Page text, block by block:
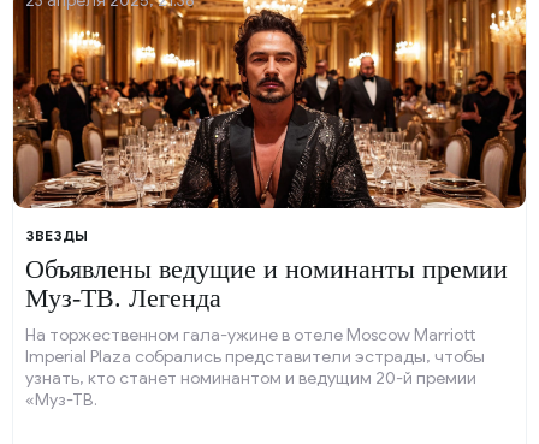
ЗВЕЗДЫ
Объявлены ведущие и номинанты премии
Муз-ТВ. Легенда
На торжественном гала-ужине в отеле Moscow Marriott
Imperial Plaza собрались представители эстрады, чтобы
узнать, кто станет номинантом и ведущим 20-й премии
«Муз-ТВ.